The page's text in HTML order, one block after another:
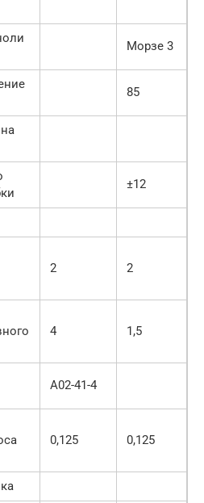
Морзе 3
85
±12
2 2
4 1,5
А02-41-4
0,125 0,125